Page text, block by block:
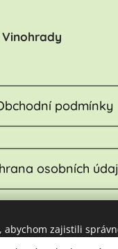
Vinohrady
podmínky
osobních
Reklamace
abychom zajistili
Tím vám